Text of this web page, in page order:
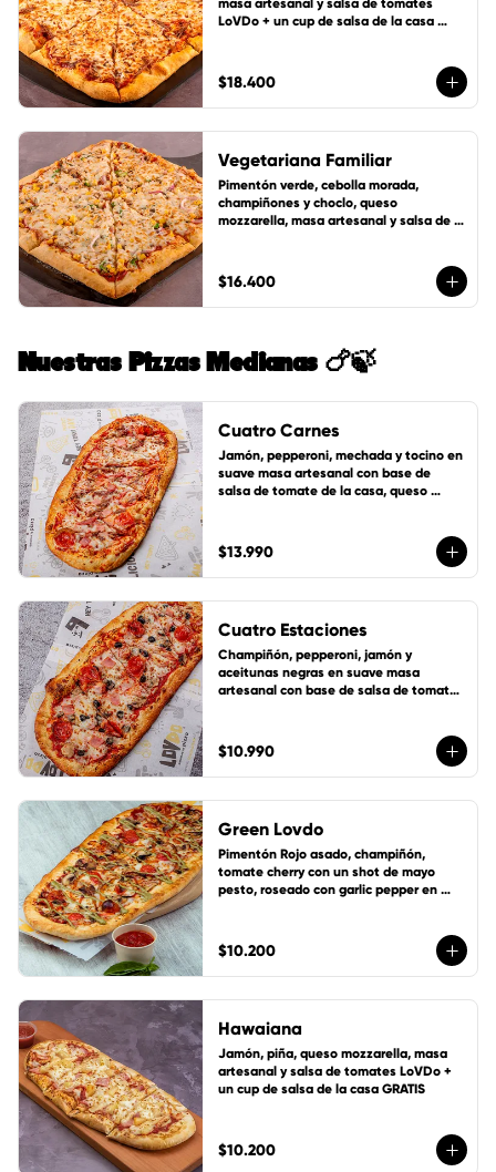
masa artesanal y salsa de tomates
LoVDo + un cup de salsa de la casa
$18.400
Vegetariana Familiar
Pimentón verde, cebolla morada,
champiñones y choclo, queso
mozzarella, masa artesanal y salsa de
$16.400
Nuestras Pizzas Medianas 🍗🍃
Cuatro Carnes
Jamón, pepperoni, mechada y tocino en
suave masa artesanal con base de
salsa de tomate de la casa, queso
$13.990
Cuatro Estaciones
Champiñón, pepperoni, jamón y
aceitunas negras en suave masa
artesanal con base de salsa de tomate
$10.990
Green Lovdo
Pimentón Rojo asado, champiñón,
tomate cherry con un shot de mayo
pesto, roseado con garlic pepper en
mozzarella y 1 cup de salsa de la casa
gratis!
$10.200
Hawaiana
Jamón, piña, queso mozzarella, masa
artesanal y salsa de tomates LoVDo +
un cup de salsa de la casa GRATIS
$10.200